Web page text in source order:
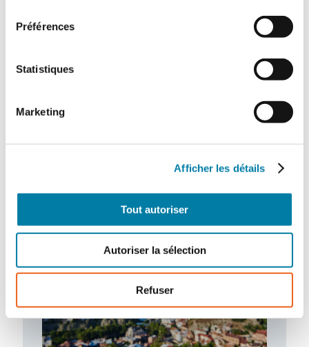
Préférences
Statistiques
Marketing
Afficher les détails
Tout autoriser
Autoriser la sélection
Refuser
ce que change l’arrêté du 16 juillet 2026
rubriques 2790 (traitement…